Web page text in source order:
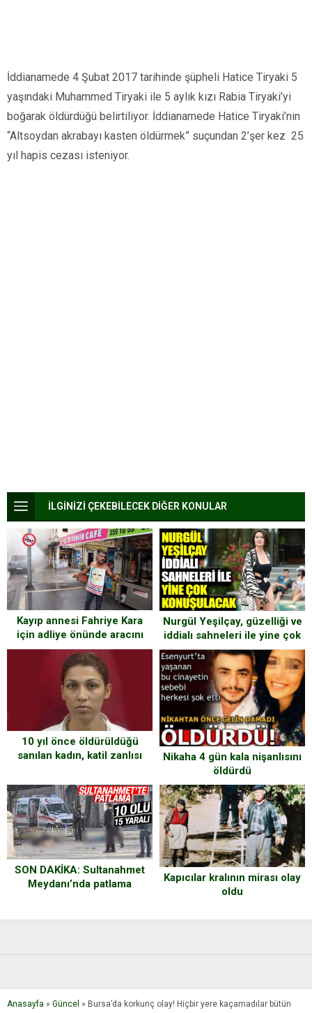
İddianamede 4 Şubat 2017 tarihinde şüpheli Hatice Tiryaki 5
yaşındaki Muhammed Tiryaki ile 5 aylık kızı Rabia Tiryaki’yi
boğarak öldürdüğü belirtiliyor. İddianamede Hatice Tiryaki’nin
“Altsoydan akrabayı kasten öldürmek” suçundan 2’şer kez 25
yıl hapis cezası isteniyor.
İLGİNİZİ ÇEKEBİLECEK DİĞER KONULAR
Kayıp annesi Fahriye Kara
için adliye önünde aracını
ateşe verdi
Nurgül Yeşilçay, güzelliği ve
iddialı sahneleri ile yine çok
konuşulacak…
10 yıl önce öldürüldüğü
sanılan kadın, katil zanlısı
ortaya çıktı
Nikaha 4 gün kala nişanlısını
öldürdü
SON DAKİKA: Sultanahmet
Meydanı’nda patlama
Kapıcılar kralının mirası olay
oldu
Anasayfa » Güncel » Bursa’da korkunç olay! Hiçbir yere kaçamadılar bütün